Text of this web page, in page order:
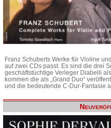
Franz Schuberts Werke für Violine
auf zwei CDs passt. Es sind die drei
geschäftstüchtige Verleger Diabelli
kommen die als „Grand Duo“
und die bedeutende C-Dur-Fantasie